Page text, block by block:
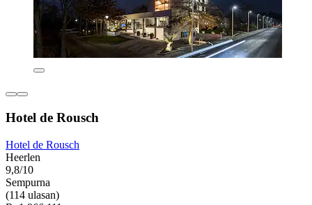
Hotel de Rousch
Hotel de Rousch
Heerlen
9,8/10
Sempurna
(114 ulasan)